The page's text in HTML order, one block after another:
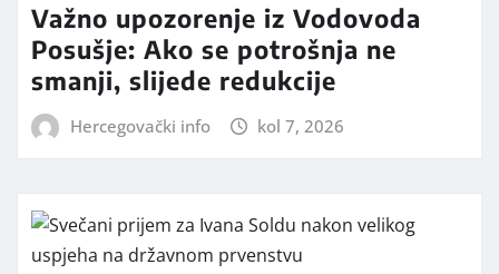
Važno upozorenje iz Vodovoda
Posušje: Ako se potrošnja ne
smanji, slijede redukcije
Hercegovački info kol 7, 2026